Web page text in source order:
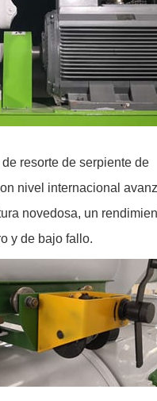
resorte de serpiente de
nivel internacional
novedosa, un
y de bajo fallo.